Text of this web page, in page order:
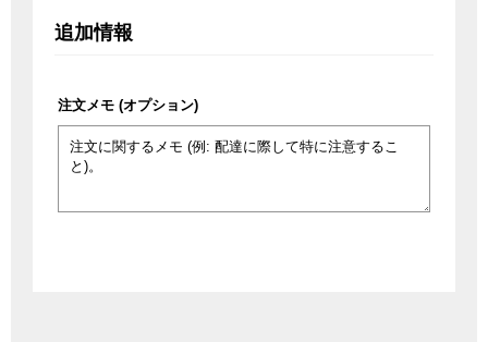
追加情報
注文メモ (オプション)